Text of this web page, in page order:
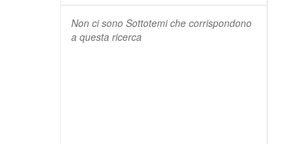
Non ci sono Sottotemi che corrispondono
a questa ricerca